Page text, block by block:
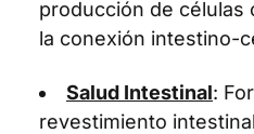
producción de células
la conexión intestino-
Salud Intestinal:
revestimiento